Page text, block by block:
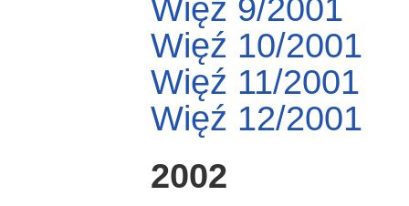
Więź 9/2001
Więź 10/2001
Więź 11/2001
Więź 12/2001
2002